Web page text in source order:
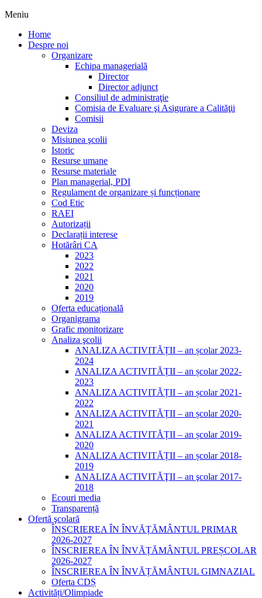
Meniu
Home
Despre noi
Organizare
Echipa managerială
Director
Director adjunct
Consiliul de administraţie
Comisia de Evaluare şi Asigurare a Calităţii
Comisii
Deviza
Misiunea şcolii
Istoric
Resurse umane
Resurse materiale
Plan managerial, PDI
Regulament de organizare și funcționare
Cod Etic
RAEI
Autorizații
Declarații interese
Hotărâri CA
2023
2022
2021
2020
2019
Oferta educațională
Organigrama
Grafic monitorizare
Analiza şcolii
ANALIZA ACTIVITĂȚII – an școlar 2023-
2024
ANALIZA ACTIVITĂȚII – an școlar 2022-
2023
ANALIZA ACTIVITĂȚII – an școlar 2021-
2022
ANALIZA ACTIVITĂȚII – an școlar 2020-
2021
ANALIZA ACTIVITĂȚII – an școlar 2019-
2020
ANALIZA ACTIVITĂȚII – an școlar 2018-
2019
ANALIZA ACTIVITĂŢII – an şcolar 2017-
2018
Ecouri media
Transparență
Ofertă şcolară
ÎNSCRIEREA ÎN ÎNVĂȚĂMÂNTUL PRIMAR
2026-2027
ÎNSCRIEREA ÎN ÎNVĂȚĂMÂNTUL PREȘCOLAR
2026-2027
ÎNSCRIEREA ÎN ÎNVĂȚĂMÂNTUL GIMNAZIAL
Oferta CDȘ
Activități/Olimpiade